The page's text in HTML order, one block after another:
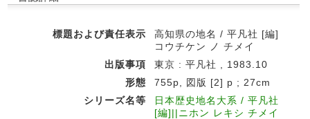
標題および責任表示
高知県の地名 / 平凡社 [編]
コウチケン ノ チメイ
出版事項
東京 : 平凡社 , 1983.10
形態
755p, 図版 [2] p ; 27cm
シリーズ名等
日本歴史地名大系 / 平凡社
[編]||ニホン レキシ チメイ